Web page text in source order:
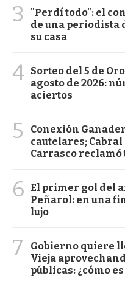
3
"Perdí todo": el
de una periodista
su casa
4 Sorteo del 5 de
agosto de 2026:
aciertos
5
Conexión
cautelares;
Carrasco reclamó
6
El primer gol del
Peñarol: en una
lujo
7
Gobierno quiere
Vieja
públicas: ¿cómo